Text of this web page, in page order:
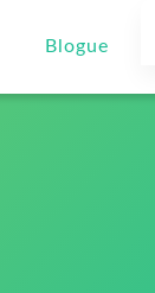
Blogue